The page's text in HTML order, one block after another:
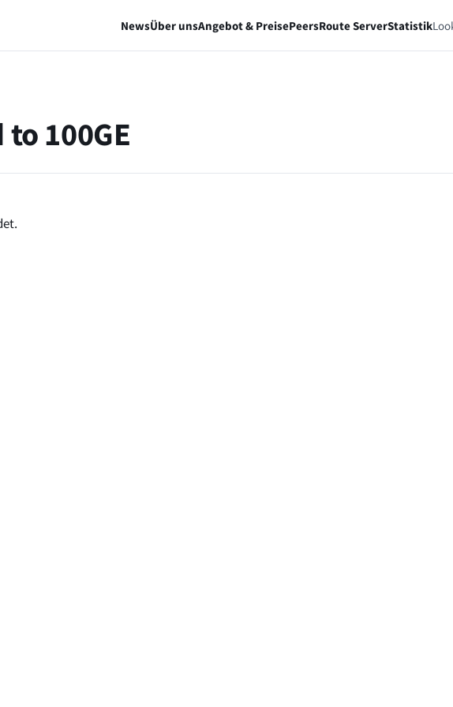
NewsÜber unsAngebot & PreisePeersRoute ServerStatistik
100GE